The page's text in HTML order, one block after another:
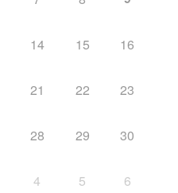
14 15 16
21 22 23
28 29 30
4 5 6